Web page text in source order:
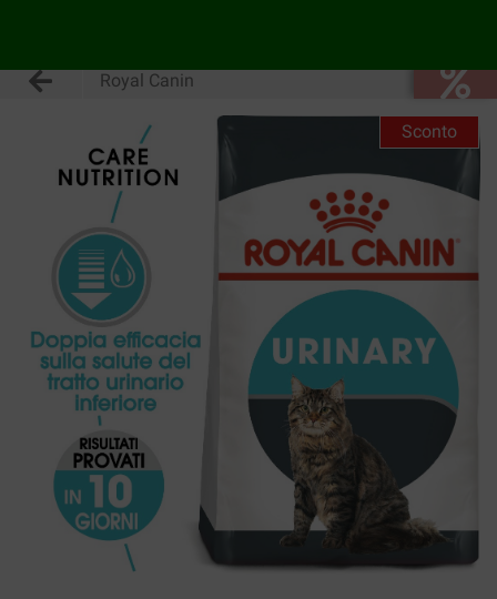
Royal Canin
Sconto